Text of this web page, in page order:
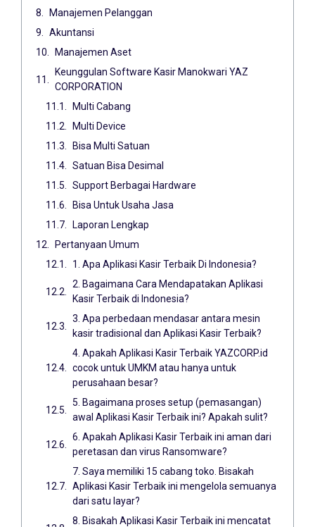
Manajemen Pelanggan
Akuntansi
Manajemen Aset
Keunggulan Software Kasir Manokwari YAZ
CORPORATION
Multi Cabang
Multi Device
Bisa Multi Satuan
Satuan Bisa Desimal
Support Berbagai Hardware
Bisa Untuk Usaha Jasa
Laporan Lengkap
Pertanyaan Umum
1. Apa Aplikasi Kasir Terbaik Di Indonesia?
2. Bagaimana Cara Mendapatakan Aplikasi
Kasir Terbaik di Indonesia?
3. Apa perbedaan mendasar antara mesin
kasir tradisional dan Aplikasi Kasir Terbaik?
4. Apakah Aplikasi Kasir Terbaik YAZCORP.id
cocok untuk UMKM atau hanya untuk
perusahaan besar?
5. Bagaimana proses setup (pemasangan)
awal Aplikasi Kasir Terbaik ini? Apakah sulit?
6. Apakah Aplikasi Kasir Terbaik ini aman dari
peretasan dan virus Ransomware?
7. Saya memiliki 15 cabang toko. Bisakah
Aplikasi Kasir Terbaik ini mengelola semuanya
dari satu layar?
8. Bisakah Aplikasi Kasir Terbaik ini mencatat